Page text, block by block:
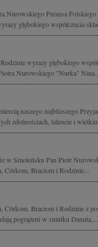
Nurowskiego Prezesa
głębokiego współczucia
wyrazy głębokiego
Nurowskiego "Nurka"
naszego najbliższego
zdolnościach, talencie i
w Smoleńsku Pan Piotr
Córkom, Braciom i Rodzinie...
Córkom, Braciom i Rodzinie z
pogrążeni w smutku Danuta,...